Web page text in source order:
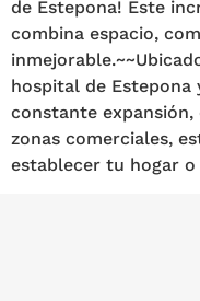
de Estepona! Este
combina espacio,
hospital de Estepona
constante
zonas comerciales,
establecer tu hogar